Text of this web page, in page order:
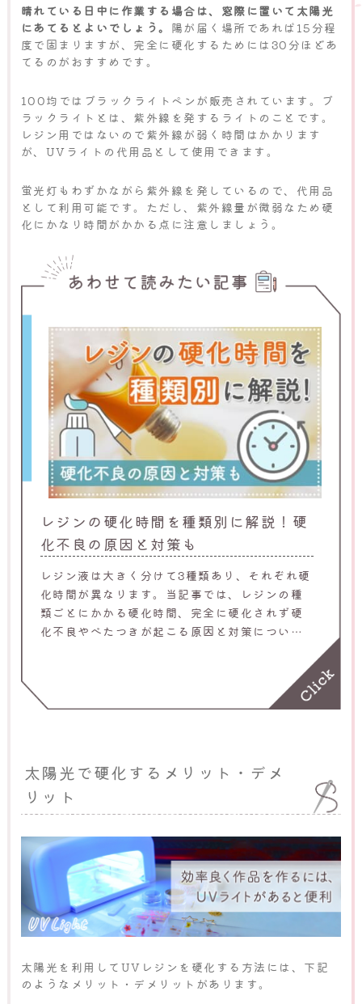
晴れている日中に作業する場合は、窓際に置いて太陽光
にあてるとよいでしょう。 陽が届く場所であれば15分程
度で固まりますが、完全に硬化するためには30分ほどあ
てるのがおすすめです。
100均ではブラックライトペンが販売されています。ブ
ラックライトとは、紫外線を発するライトのことです。
レジン用ではないので紫外線が弱く時間はかかります
が、UVライトの代用品として使用できます。
蛍光灯もわずかながら紫外線を発しているので、代用品
として利用可能です。ただし、紫外線量が微弱なため硬
化にかなり時間がかかる点に注意しましょう。
レジンの硬化時間を種類別に解説！硬
化不良の原因と対策も
レジン液は大きく分けて3種類あり、それぞれ硬
化時間が異なります。当記事では、レジンの種
類ごとにかかる硬化時間、完全に硬化されず硬
化不良やべたつきが起こる原因と対策について
太陽光で硬化するメリット・デメ
リット
太陽光を利用してUVレジンを硬化する方法には、下記
のようなメリット・デメリットがあります。